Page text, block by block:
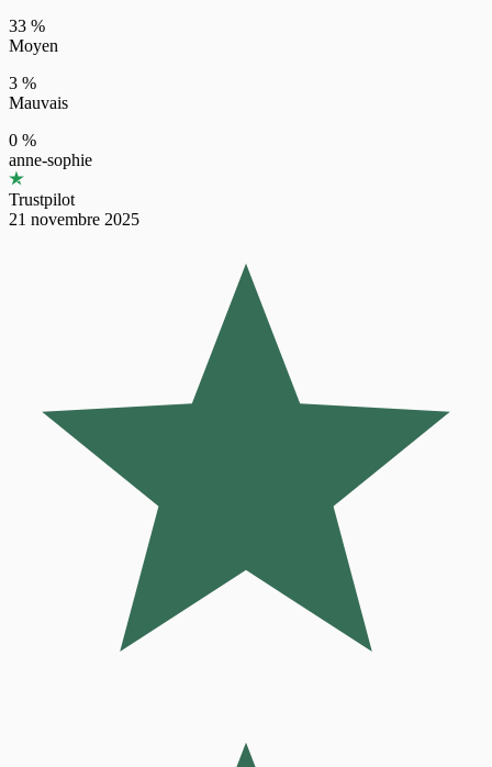
33 %
Moyen
3 %
Mauvais
0 %
anne-sophie
Trustpilot
21 novembre 2025